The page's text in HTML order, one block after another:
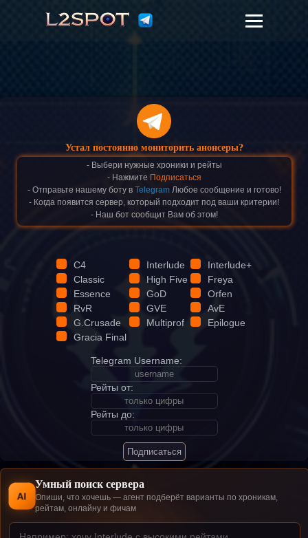
Устал постоянно мониторить анонсеры?
- Выбери нужные хроники и рейты
- Нажмите Подписаться
- Отправьте нашему боту в TelegramЛюбое сообщение и готово!
- Когда появится сервер, который подходит под ваши критерии!
- Наш бот сообщит Вам об этом!
C4 Interlude
Interlude+
Classic
High Five
Freya
Essence
GoD
Orfen
RvR
GVE
AvE
G.Crusade
Multiprof
Epilogue
Gracia Final
Telegram Username:
Рейты от:
Рейты до:
Подписаться
AI
Умный поиск сервера
Опиши, что хочешь — агент подберёт варианты по хроникам,
рейтам, онлайну и фичам